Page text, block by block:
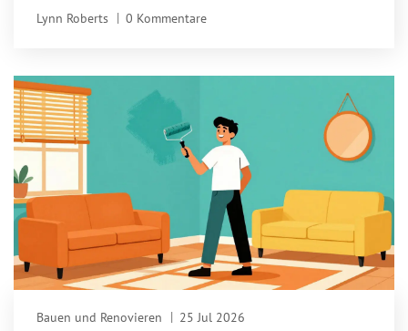
Lynn Roberts
0 Kommentare
Bauen und Renovieren 25 Jul 2026